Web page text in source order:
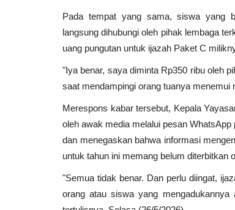
Pada tempat yang sama, siswa yang
langsung dihubungi oleh pihak lembaga
uang pungutan untuk ijazah Paket C
"Iya benar, saya diminta Rp350 ribu oleh
saat mendampingi orang tuanya menemui
Merespons kabar tersebut, Kepala
oleh awak media melalui pesan
dan menegaskan bahwa informasi
untuk tahun ini memang belum diterbitkan
"Semua tidak benar. Dan perlu diingat,
orang atau siswa yang